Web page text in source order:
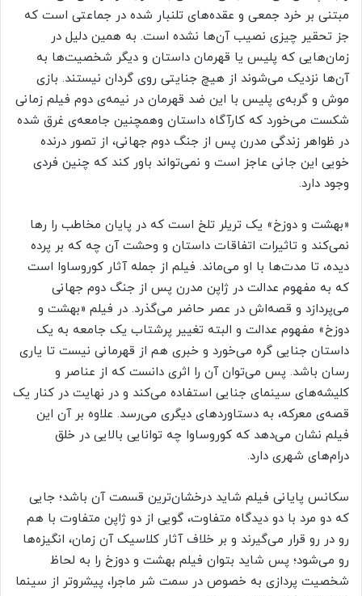
مبتنی بر خرد جمعی و عقده‌های تلنبار شده در جماعتی است که
جز تحقیر چیزی نصیب آن‌ها نشده است. به همین دلیل در
زمان‌هایی که پلیس یا قهرمان داستان و دیگر شخصیت‌ها به
آن‌ها نزدیک می‌شوند از هیچ جنایتی روی گردان نیستند. بازی
موش و گربه‌ی پلیس با این ضد قهرمان‌ در نیمه‌ی دوم فیلم زمانی
شکست می‌خورد که کارآگاه داستان وهمچنین جامعه‌ی غرق شده
در ظواهر زندگی مدرن پس از جنگ دوم جهانی، از تصور درنده‌
خویی این جانی عاجز است و نمی‌تواند باور کند که چنین فردی
وجود دارد.
«بهشت و دوزخ» یک تریلر تلخ است که در پایان مخاطب را رها
نمی‌کند و تاثیرات اتفاقات داستان و وحشت آن چه که بر پرده
دیده، تا مدت‌ها با او می‌ماند. فیلم از جمله آثار کوروساوا است
که به مفهوم عدالت در ژاپن مدرن پس از جنگ دوم جهانی
می‌پردازد و قصه‌اش در عصر حاضر می‌گذرد. در فیلم «بهشت و
دوزخ» مفهوم عدالت و البته تغییر پرشتاب یک جامعه به یک
داستان جنایی گره می‌خورد و خبری هم از قهرمانی نیست تا یاری
رسان باشد. پس می‌توان آن را اثری دانست که از عناصر و
کلیشه‌های سینمای جنایی استفاده می‌کند و در نهایت در کنار یک
قصه‌ی معرکه، به دستاوردهای دیگری می‌رسد. علاوه بر آن این
فیلم نشان می‌دهد که کوروساوا چه توانایی بالایی در خلق
درام‌های شهری دارد.
سکانس پایانی فیلم شاید درخشان‌ترین قسمت آن باشد؛ جایی
که دو مرد با دو دیدگاه متفاوت، گویی از دو ژاپن متفاوت با هم
رو در رو قرار می‌گیرند و بر خلاف آثار کلاسیک آن زمان، انگیزه‌ها
رو می‌شود؛ پس شاید بتوان فیلم بهشت و دوزخ را به لحاظ
شخصیت پردازی به خصوص در سمت شر ماجرا، پیشروتر از سینما